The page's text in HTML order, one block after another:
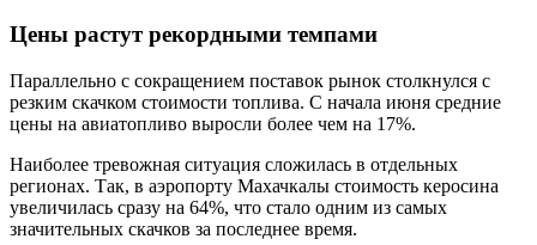
Цены растут рекордными темпами
Параллельно с сокращением поставок рынок столкнулся с
резким скачком стоимости топлива. С начала июня средние
цены на авиатопливо выросли более чем на 17%.
Наиболее тревожная ситуация сложилась в отдельных
регионах. Так, в аэропорту Махачкалы стоимость керосина
увеличилась сразу на 64%, что стало одним из самых
значительных скачков за последнее время.